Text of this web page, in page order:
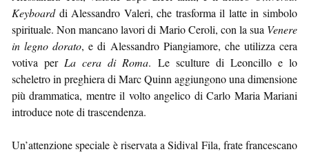
Keyboarddi Alessandro Valeri, che trasforma il latte in simbolo
spirituale. Non mancano lavori di Mario Ceroli, con la sua Venere
in legno dorato, e di Alessandro Piangiamore, che utilizza cera
votiva per La cera di Roma. Le sculture di Leoncillo e lo
scheletro in preghiera di Marc Quinn aggiungono una dimensione
più drammatica, mentre il volto angelico di Carlo Maria Mariani
introduce note di trascendenza.
Un’attenzione speciale è riservata a Sidival Fila, frate francescano